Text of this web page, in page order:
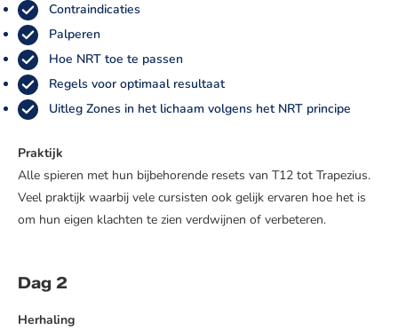
Contraindicaties
Palperen
Hoe NRT toe te passen
Regels voor optimaal resultaat
Uitleg Zones in het lichaam volgens het NRT principe
Praktijk
Alle spieren met hun bijbehorende resets van T12 tot Trapezius.
Veel praktijk waarbij vele cursisten ook gelijk ervaren hoe het is
om hun eigen klachten te zien verdwijnen of verbeteren.
Dag 2
Herhaling